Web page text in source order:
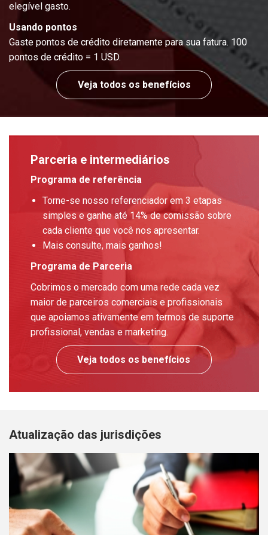
elegível gasto.
Usando pontos
Gaste pontos de crédito diretamente para sua fatura. 100
pontos de crédito = 1 USD.
Veja todos os benefícios
Parceria e intermediários
Programa de referência
Torne-se nosso referenciador em 3 etapas
simples e ganhe até 14% de comissão sobre
cada cliente que você nos apresentar.
Mais consulte, mais ganhos!
Programa de Parceria
Cobrimos o mercado com uma rede cada vez
maior de parceiros comerciais e profissionais
que apoiamos ativamente em termos de suporte
profissional, vendas e marketing.
Veja todos os benefícios
Atualização das jurisdições